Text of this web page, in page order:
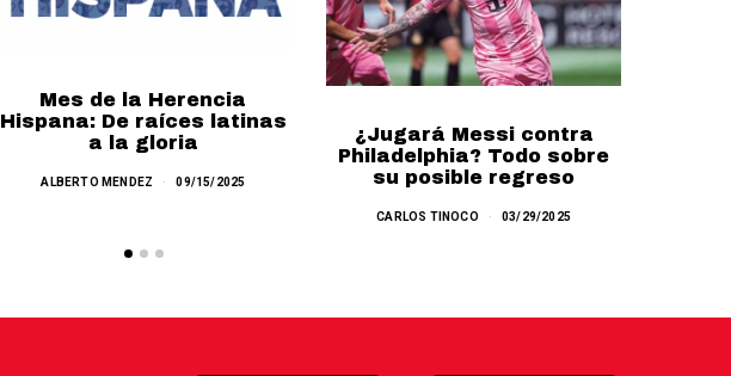
Mes de la Herencia
Hispana: De raíces latinas
a la gloria
ALBERTO MENDEZ 09/15/2025
¿Jugará Messi contra
Philadelphia? Todo sobre
su posible regreso
CARLOS TINOCO 03/29/2025